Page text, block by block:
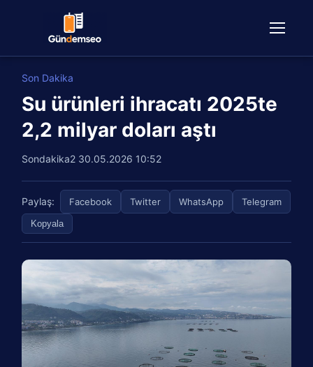
Son Dakika
Su ürünleri ihracatı 2025te
2,2 milyar doları aştı
Sondakika2 30.05.2026 10:52
Paylaş: Facebook Twitter WhatsApp Telegram
Kopyala